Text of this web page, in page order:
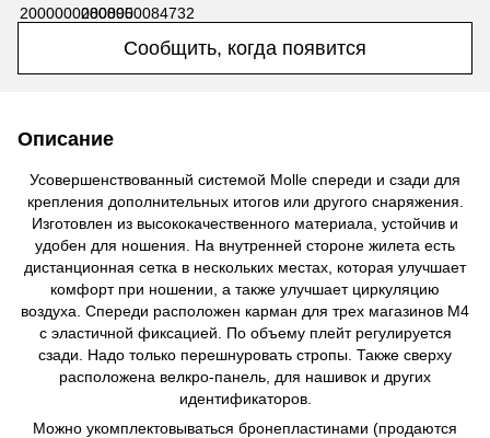
Сообщить, когда появится
Описание
Усовершенствованный системой Molle спереди и сзади для
крепления дополнительных итогов или другого снаряжения.
Изготовлен из высококачественного материала, устойчив и
удобен для ношения. На внутренней стороне жилета есть
дистанционная сетка в нескольких местах, которая улучшает
комфорт при ношении, а также улучшает циркуляцию
воздуха. Спереди расположен карман для трех магазинов М4
с эластичной фиксацией. По объему плейт регулируется
сзади. Надо только перешнуровать стропы. Также сверху
расположена велкро-панель, для нашивок и других
идентификаторов.
Можно укомплектовываться бронепластинами (продаются